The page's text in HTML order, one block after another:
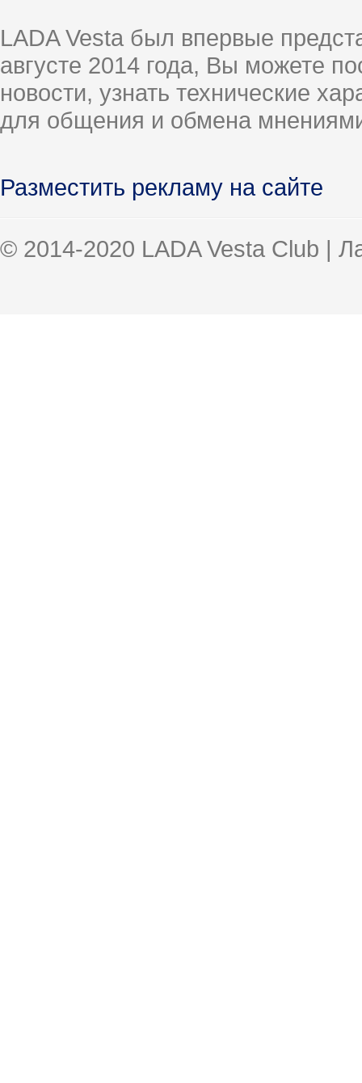
LADA Vesta был впервые
августе 2014 года, Вы можете
новости, узнать технические
для общения и обмена
Разместить рекламу на сайте
© 2014-2020 LADA Vesta Club |